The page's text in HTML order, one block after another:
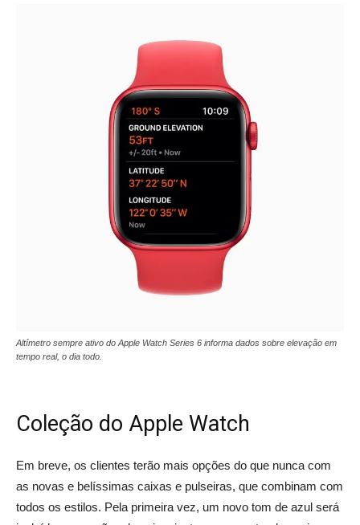
Altímetro sempre ativo do Apple Watch Series 6 informa dados sobre elevação em
tempo real, o dia todo.
Coleção do Apple Watch
Em breve, os clientes terão mais opções do que nunca com
as novas e belíssimas caixas e pulseiras, que combinam com
todos os estilos. Pela primeira vez, um novo tom de azul será